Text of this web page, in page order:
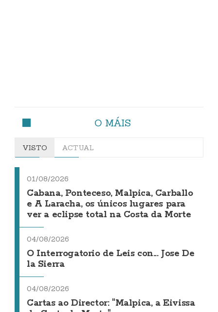
O MÁIS
VISTO ACTUAL
01/08/2026
Cabana, Ponteceso, Malpica, Carballo
e A Laracha, os únicos lugares para
ver a eclipse total na Costa da Morte
04/08/2026
O Interrogatorio de Leis con... Jose De
la Sierra
04/08/2026
Cartas ao Director: "Malpica, a Eivissa